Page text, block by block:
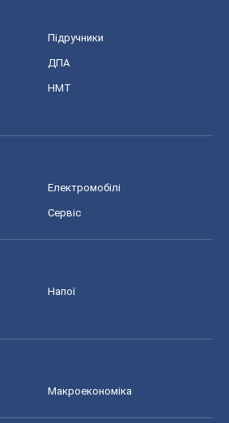
Підручники
ДПА
НМТ
Електромобілі
Сервіс
Напої
Макроекономіка